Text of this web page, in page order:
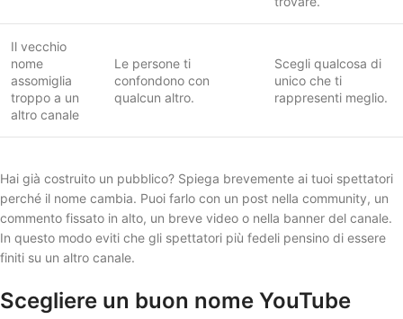
Il vecchio
nome
assomiglia
troppo a un
altro canale
Le persone ti
confondono con
qualcun altro.
Scegli qualcosa di
unico che ti
rappresenti meglio.
Hai già costruito un pubblico? Spiega brevemente ai tuoi spettatori
perché il nome cambia. Puoi farlo con un post nella community, un
commento fissato in alto, un breve video o nella banner del canale.
In questo modo eviti che gli spettatori più fedeli pensino di essere
finiti su un altro canale.
Scegliere un buon nome YouTube